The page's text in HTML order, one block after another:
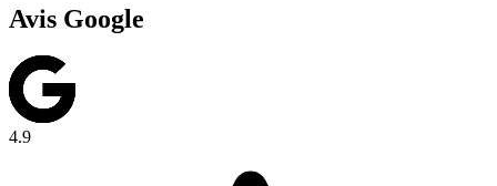
Avis Google
4.9